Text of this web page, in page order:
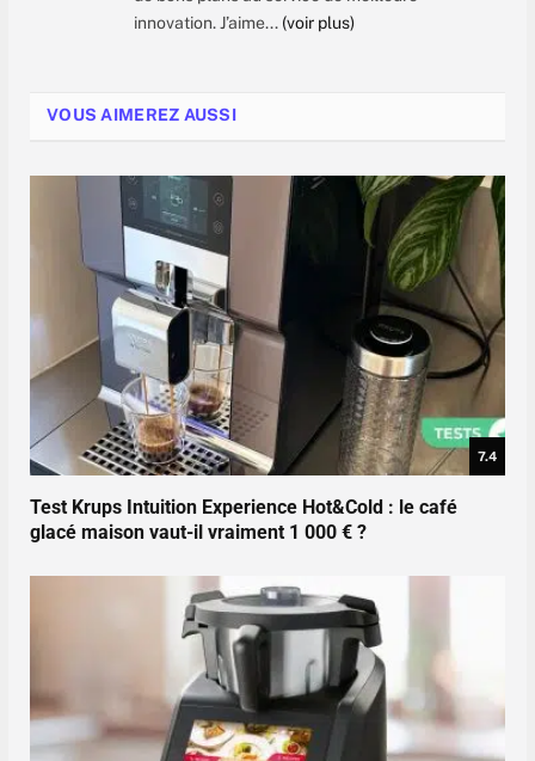
innovation. J’aime... (voir plus)
VOUS AIMEREZ AUSSI
7.4
Test Krups Intuition Experience Hot&Cold : le café
glacé maison vaut-il vraiment 1 000 € ?